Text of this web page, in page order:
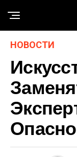
НОВОСТИ